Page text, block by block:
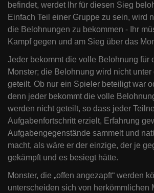
befindet, werdet Ihr für diesen Sieg
Einfach Teil einer Gruppe zu sein, wird
die Belohnungen zu bekommen - Ihr
Kampf gegen und am Sieg über das
Jeder bekommt die volle Belohnung für
Monster; die Belohnung wird nicht unter
geteilt. Ob nur ein Spieler beteiligt war
denn jeder bekommt die volle
werden nicht geteilt, so dass jeder
Aufgabenfortschritt erzielt, Erfahrung
Aufgabengegenstände sammelt und
macht, als wäre er der einzige, der je
gekämpft und es besiegt hätte.
Monster, die „offen angezapft“ werden
unterscheiden sich von herkömmlichen